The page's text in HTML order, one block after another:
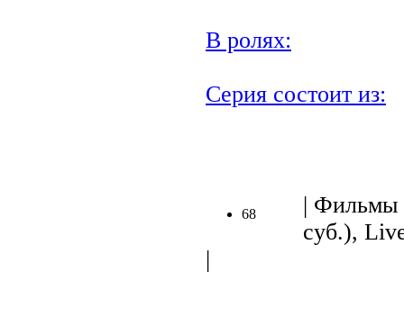
В ролях:
Серия состоит из:
68
| Фильмы
суб.),
|